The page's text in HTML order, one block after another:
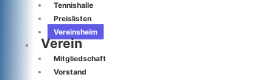
Tennishalle
Preislisten
Vereinsheim
Verein
Mitgliedschaft
Vorstand